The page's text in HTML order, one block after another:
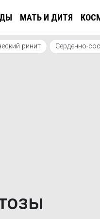
МАТЬ И ДИТЯ
ринит Сердечно-